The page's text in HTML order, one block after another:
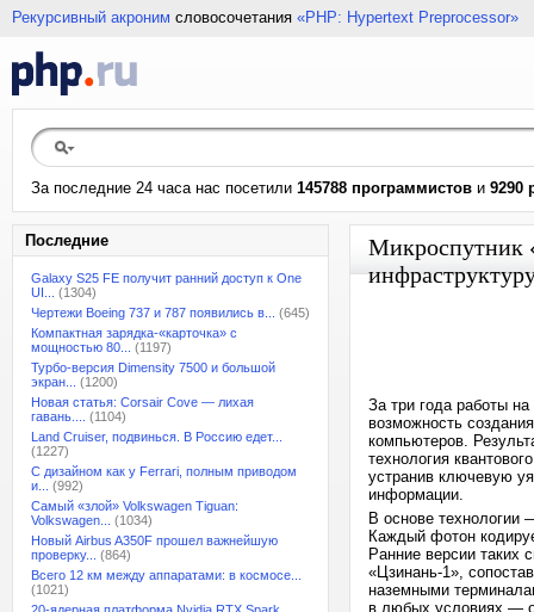
Рекурсивный акроним словосочетания «PHP: Hypertext Preprocessor»
За последние 24 часа нас посетили 145788 программистов и 9290
Последние
Galaxy S25 FE получит ранний доступ к One
UI...
(1304)
Чертежи Boeing 737 и 787 появились в...
(645)
Компактная зарядка-«карточка» с
мощностью 80...
(1197)
Турбо-версия Dimensity 7500 и большой
экран...
(1200)
Новая статья: Corsair Cove — лихая
гавань....
(1104)
Land Cruiser, подвинься. В Россию едет...
(1227)
С дизайном как у Ferrari, полным приводом
и...
(992)
Самый «злой» Volkswagen Tiguan:
Volkswagen...
(1034)
Новый Airbus A350F прошел важнейшую
проверку...
(864)
Всего 12 км между аппаратами: в космосе...
(1021)
Микроспутник
За три года работы
возможность
компьютеров.
технология
устранив ключевую
информации.
В основе технологии
Каждый фотон
Ранние версии таких
«Цзинань-1»,
наземными
в любых условиях —